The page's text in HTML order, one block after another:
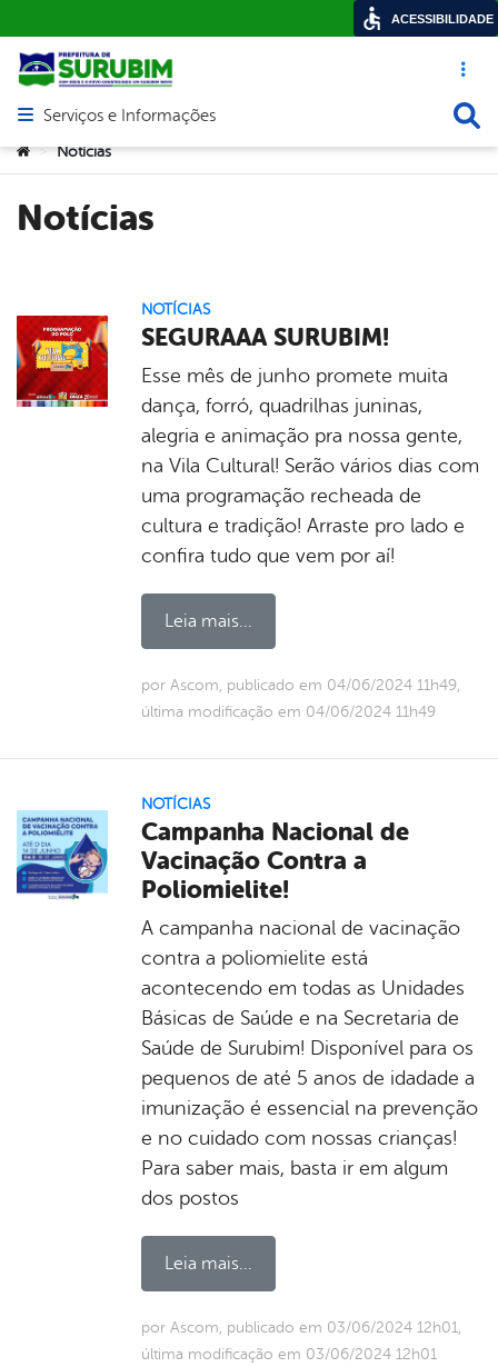
Acesso
Abrir menu principal de navegação
Serviços e Informações
Você está aqui:
> Notícias
Notícias
NOTÍCIAS
SEGURAAA SURUBIM!
Esse mês de junho promete muita
dança, forró, quadrilhas juninas,
alegria e animação pra nossa gente,
na Vila Cultural! Serão vários dias com
uma programação recheada de
cultura e tradição! Arraste pro lado e
confira tudo que vem por aí!
Leia mais...
por Ascom, publicado em 04/06/2024 11h49,
última modificação em 04/06/2024 11h49
NOTÍCIAS
Campanha Nacional de
Vacinação Contra a
Poliomielite!
A campanha nacional de vacinação
contra a poliomielite está
acontecendo em todas as Unidades
Básicas de Saúde e na Secretaria de
Saúde de Surubim! Disponível para os
pequenos de até 5 anos de idadade a
imunização é essencial na prevenção
e no cuidado com nossas crianças!
Para saber mais, basta ir em algum
dos postos
Leia mais...
por Ascom, publicado em 03/06/2024 12h01,
última modificação em 03/06/2024 12h01
ACESSIBILIDADE